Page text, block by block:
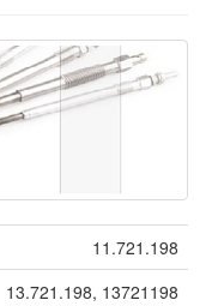
11.721.198
13.721.198, 13721198